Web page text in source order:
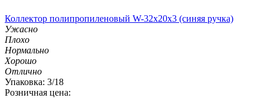
Коллектор полипропиленовый W-32х20х3 (синяя ручка)
Ужасно
Плохо
Нормально
Хорошо
Отлично
Упаковка: 3/18
Розничная цена: